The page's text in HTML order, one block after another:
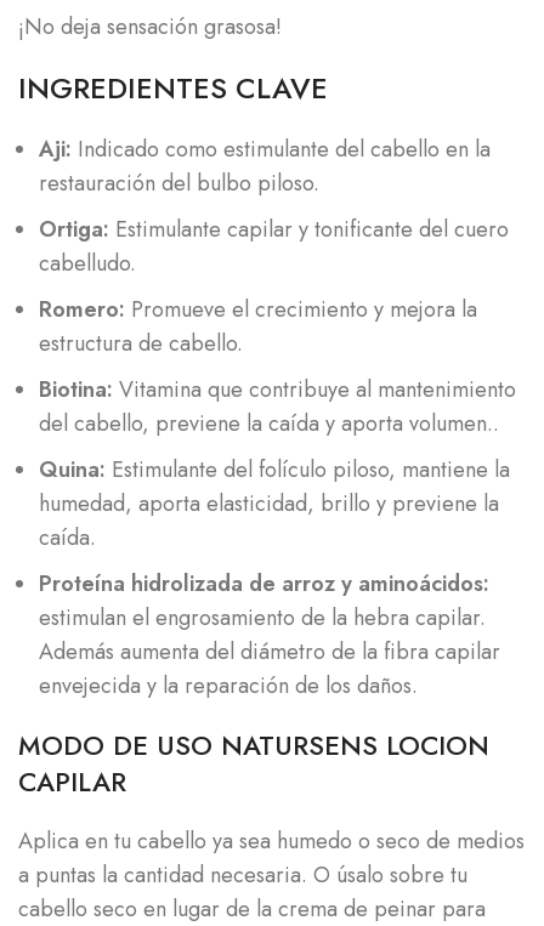
¡No deja sensación grasosa!
INGREDIENTES CLAVE
Aji: Indicado como estimulante del cabello en la
restauración del bulbo piloso.
Ortiga: Estimulante capilar y tonificante del cuero
cabelludo.
Romero: Promueve el crecimiento y mejora la
estructura de cabello.
Biotina: Vitamina que contribuye al mantenimiento
del cabello, previene la caída y aporta volumen..
Quina: Estimulante del folículo piloso, mantiene la
humedad, aporta elasticidad, brillo y previene la
caída.
Proteína hidrolizada de arroz y aminoácidos:
estimulan el engrosamiento de la hebra capilar.
Además aumenta del diámetro de la fibra capilar
envejecida y la reparación de los daños.
MODO DE USO NATURSENS LOCION
CAPILAR
Aplica en tu cabello ya sea humedo o seco de medios
a puntas la cantidad necesaria. O úsalo sobre tu
cabello seco en lugar de la crema de peinar para